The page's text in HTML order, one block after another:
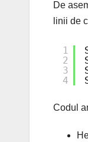
De
linii de
1
2
3
4
Codul